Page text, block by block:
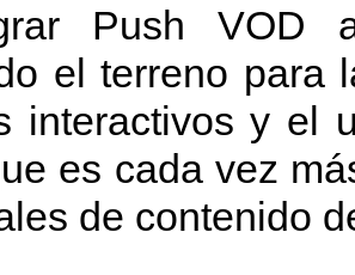
Push VOD
el terreno para
interactivos y el
es cada vez
de contenido